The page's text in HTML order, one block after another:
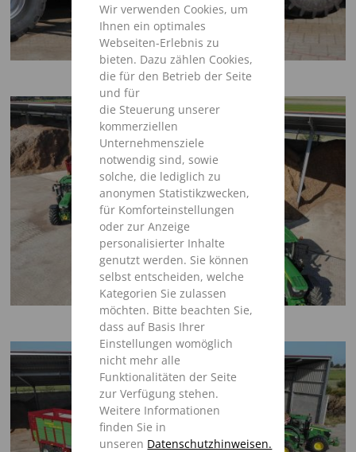
Wir verwenden Cookies, um
Ihnen ein optimales
Webseiten-Erlebnis zu
bieten. Dazu zählen Cookies,
die für den Betrieb der Seite
und für
die Steuerung unserer
kommerziellen
Unternehmensziele
notwendig sind, sowie
solche, die lediglich zu
anonymen Statistikzwecken,
für Komforteinstellungen
oder zur Anzeige
personalisierter Inhalte
genutzt werden. Sie können
selbst entscheiden, welche
Kategorien Sie zulassen
möchten. Bitte beachten Sie,
dass auf Basis Ihrer
Einstellungen womöglich
nicht mehr alle
Funktionalitäten der Seite
zur Verfügung stehen.
Weitere Informationen
finden Sie in
unseren Datenschutzhinweisen.